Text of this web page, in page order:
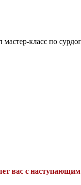
мастер-класс по
вас с